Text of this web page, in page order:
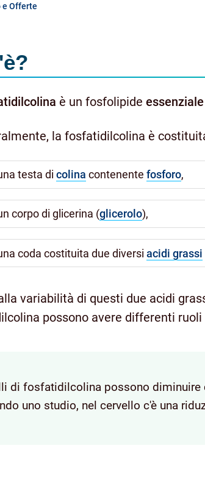
e Offerte
è un fosfolipide
la fosfatidilcolina è
testa dicolina contenentefosforo,
corpo di glicerina (glicerolo),
coda costituita due diversiacidi grassi
variabilità di questi due acidi
possono avere differenti
di fosfatidilcolina possono diminuire
uno studio, nel cervello c'è una